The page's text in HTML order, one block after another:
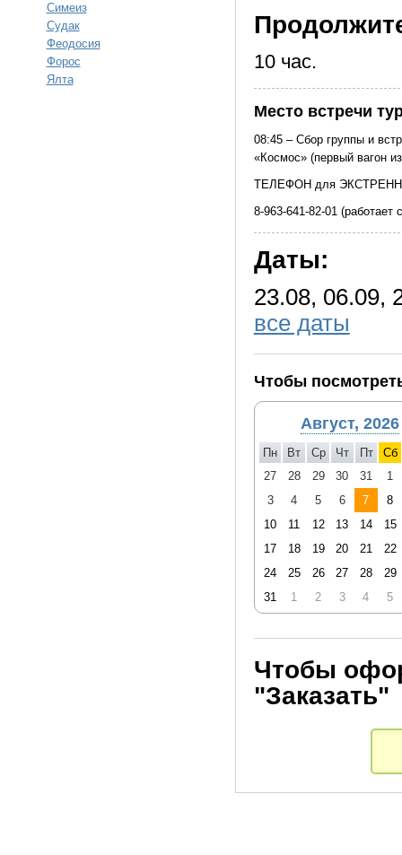
Симеиз
Судак
Феодосия
Форос
Ялта
10 час.
Место встречи
08:45 – Сбор группы и
«Космос» (первый вагон
ТЕЛЕФОН для
8-963-641-82-01
Даты:
23.08, 06.09,
все даты
Чтобы
Август, 2026
Пн Вт Ср Чт Пт
Сб
27
28 29 30 31
1
3
4 5 6 7
8
10
11 12 13 14
15
17
18 19 20 21
22
24
25 26 27 28
29
31
1 2 3 4 5
Чтобы
"Заказать"